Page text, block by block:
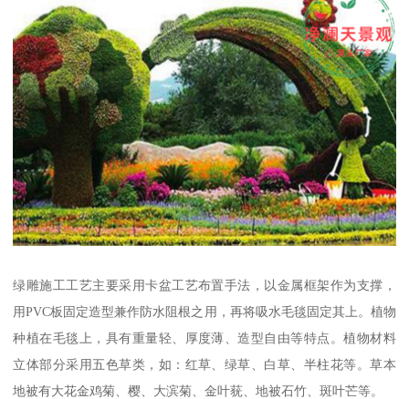
绿雕施工工艺主要采用卡盆工艺布置手法，以金属框架作为支撑，
用PVC板固定造型兼作防水阻根之用，再将吸水毛毯固定其上。植物
种植在毛毯上，具有重量轻、厚度薄、造型自由等特点。植物材料
立体部分采用五色草类，如：红草、绿草、白草、半柱花等。草本
地被有大花金鸡菊、樱、大滨菊、金叶莸、地被石竹、斑叶芒等。